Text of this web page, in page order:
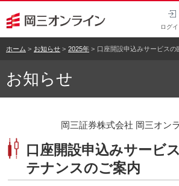
ログ
ホーム お知らせ 2025年 口座開設申込みサービス
お知らせ
岡三証券株式会社 岡三オン
口座開設申込みサービ
テナンスのご案内